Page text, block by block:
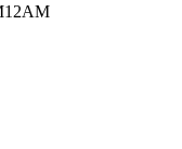
12AM